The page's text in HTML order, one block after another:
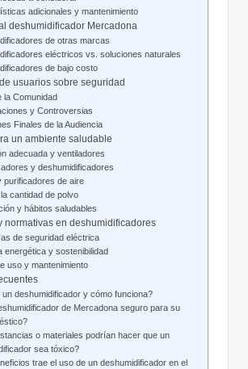
adicionales y mantenimiento
deshumidificador Mercadona
de ​otras marcas
eléctricos ⁣vs. ⁢soluciones naturales
de bajo costo
usuarios sobre​ seguridad
⁤la⁣ Comunidad
y Controversias
Finales de la Audiencia
un ambiente saludable
adecuada ‌y ventiladores
y deshumidificadores
purificadores de aire
cantidad de ‌polvo
y ‍hábitos saludables
normativas⁣ en ​deshumidificadores
de seguridad eléctrica
energética y sostenibilidad
⁢uso y ‌mantenimiento
deshumidificador y ​cómo⁤ funciona?
de Mercadona seguro para su
o ‌materiales​ podrían hacer que ​un
sea tóxico?
trae el uso⁣ de un⁣ deshumidificador en el